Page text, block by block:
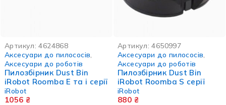
Артикул:4624868
Аксесуари до пилососів
Аксесуари до роботів
Пилозбірник Dust Bin
iRobot Roomba E та i серії
iRobot
1056 ₴
Артикул:4650997
Аксесуари до пилососів
Аксесуари до роботів
Пилозбірник Dust Bin
iRobot Roomba S серії
iRobot
880 ₴